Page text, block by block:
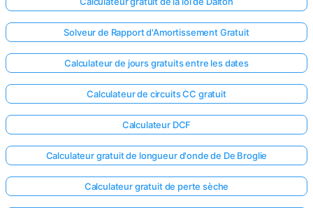
Solveur de Rapport d'Amortissement Gratuit
Calculateur de jours gratuits entre les dates
Calculateur de circuits CC gratuit
Calculateur DCF
Calculateur gratuit de longueur d'onde de De Broglie
Calculateur gratuit de perte sèche